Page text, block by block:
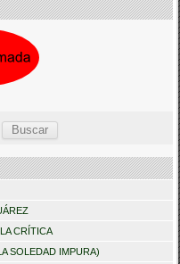
CRÍTICA
SOLEDAD IMPURA)